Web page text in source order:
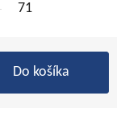
71
Do košíka